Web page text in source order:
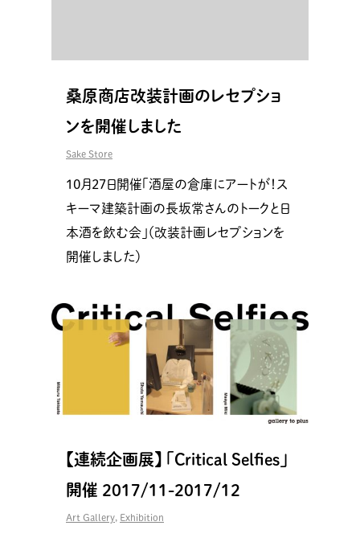
桑原商店改装計画のレセプショ
ンを開催しました
Sake Store
10月27日開催「酒屋の倉庫にアートが！ス
キーマ建築計画の長坂常さんのトークと日
本酒を飲む会」（改装計画レセプションを
開催しました）
【連続企画展】 「Critical Selfies」
開催 2017/11-2017/12
Art Gallery, Exhibition